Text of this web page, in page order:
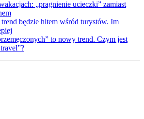
„pragnienie ucieczki” zamiast
będzie hitem wśród turystów. Im
to nowy trend. Czym jest